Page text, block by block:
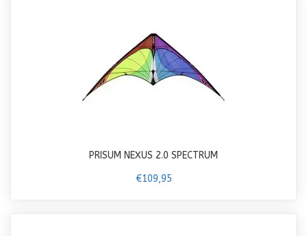
PRISUM NEXUS 2.0 SPECTRUM
€109,95